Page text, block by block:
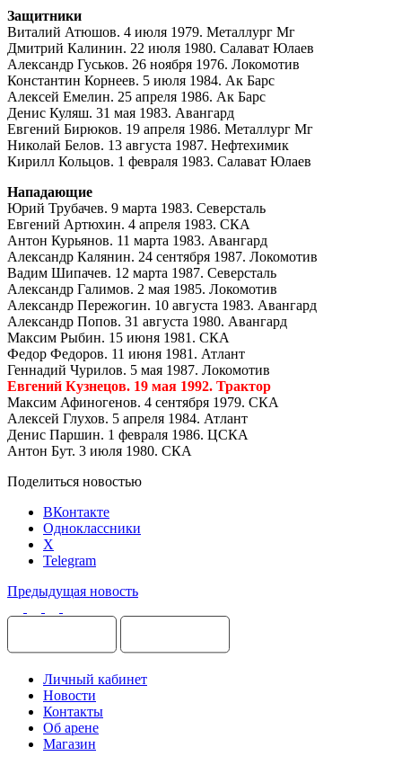
Защитники
Виталий Атюшов. 4 июля 1979. Металлург Мг
Дмитрий Калинин. 22 июля 1980. Салават Юлаев
Александр Гуськов. 26 ноября 1976. Локомотив
Константин Корнеев. 5 июля 1984. Ак Барс
Алексей Емелин. 25 апреля 1986. Ак Барс
Денис Куляш. 31 мая 1983. Авангард
Евгений Бирюков. 19 апреля 1986. Металлург Мг
Николай Белов. 13 августа 1987. Нефтехимик
Кирилл Кольцов. 1 февраля 1983. Салават Юлаев
Нападающие
Юрий Трубачев. 9 марта 1983. Северсталь
Евгений Артюхин. 4 апреля 1983. СКА
Антон Курьянов. 11 марта 1983. Авангард
Александр Калянин. 24 сентября 1987. Локомотив
Вадим Шипачев. 12 марта 1987. Северсталь
Александр Галимов. 2 мая 1985. Локомотив
Александр Пережогин. 10 августа 1983. Авангард
Александр Попов. 31 августа 1980. Авангард
Максим Рыбин. 15 июня 1981. СКА
Федор Федоров. 11 июня 1981. Атлант
Геннадий Чурилов. 5 мая 1987. Локомотив
Евгений Кузнецов. 19 мая 1992. Трактор
Максим Афиногенов. 4 сентября 1979. СКА
Алексей Глухов. 5 апреля 1984. Атлант
Денис Паршин. 1 февраля 1986. ЦСКА
Антон Бут. 3 июля 1980. СКА
Поделиться новостью
ВКонтакте
Одноклассники
X
Telegram
Предыдущая новость
Личный кабинет
Новости
Контакты
Об арене
Магазин